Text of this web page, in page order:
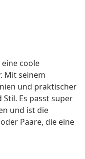
coole
Mit seinem
und praktischer
Es passt super
und ist die
Paare, die eine